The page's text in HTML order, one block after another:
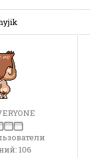
106